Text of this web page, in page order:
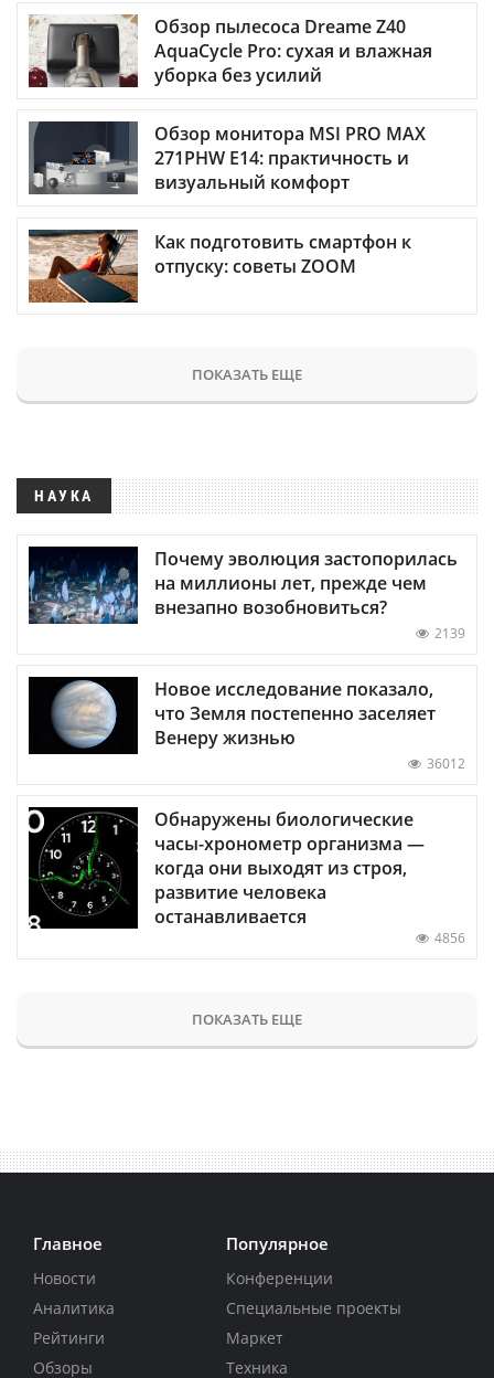
Обзор пылесоса Dreame Z40
AquaCycle Pro: сухая и влажная
уборка без усилий
Обзор монитора MSI PRO MAX
271PHW E14: практичность и
визуальный комфорт
Как подготовить смартфон к
отпуску: советы ZOOM
ПОКАЗАТЬ ЕЩЕ
НАУКА
Почему эволюция застопорилась
на миллионы лет, прежде чем
внезапно возобновиться?
2139
Новое исследование показало,
что Земля постепенно заселяет
Венеру жизнью
36012
Обнаружены биологические
часы-хронометр организма —
когда они выходят из строя,
развитие человека
останавливается
4856
ПОКАЗАТЬ ЕЩЕ
Главное
Новости
Аналитика
Рейтинги
Обзоры
Популярное
Конференции
Специальные проекты
Маркет
Техника